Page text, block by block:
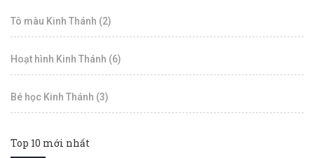
Tô màu Kinh Thánh (2)
Hoạt hình Kinh Thánh (6)
Bé học Kinh Thánh (3)
Top 10 mới nhất